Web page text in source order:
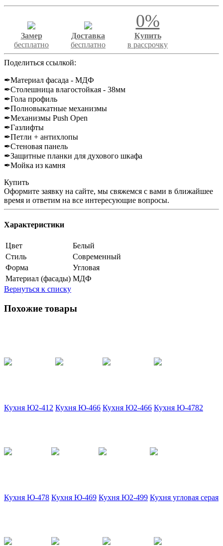
Замер
бесплатно
Доставка
бесплатно
0%
Купить
в рассрочку
Поделиться ссылкой:
✒Материал фасада - МДФ
✒Столешница влагостойкая - 38мм
✒Гола профиль
✒Полновыкатные механизмы
✒Механизмы Push Open
✒Газлифты
✒Петли + антихлопы
✒Стеновая панель
✒Защитные планки для духового шкафа
✒Мойка из камня
Купить
Оформите заявку на сайте, мы свяжемся с вами в ближайшее
время и ответим на все интересующие вопросы.
Характеристики
Цвет
Белый
Стиль
Современный
Форма
Угловая
Материал (фасады) МДФ
Вернуться к списку
Похожие товары
Кухня Ю2-412 Кухня Ю-466 Кухня Ю2-466 Кухня Ю-4782
Кухня Ю-478 Кухня Ю-469 Кухня Ю2-499 Кухня угловая серая